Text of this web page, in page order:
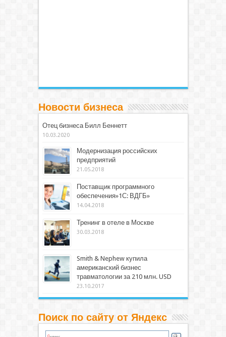
Новости бизнеса
Отец бизнеса Билл Беннетт
10.03.2020
Модернизация российских
предприятий
21.05.2018
Поставщик программного
обеспечения»1С: ВДГБ»
14.04.2018
Тренинг в отеле в Москве
30.03.2018
Smith & Nephew купила
американский бизнес
травматологии за 210 млн. USD
23.10.2017
Поиск по сайту от Яндекс